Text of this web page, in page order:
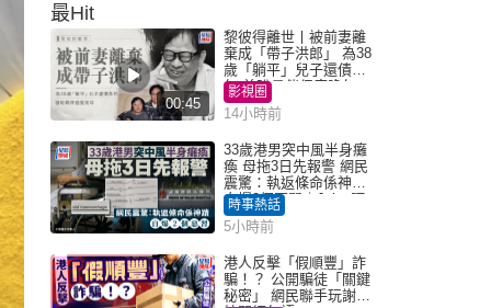
最Hit
00:45
黎彼得離世丨被前妻離
棄成「帶子洪郎」 為38
歲「躺平」兒子還債多
年 曾盼尋伴侶度晚年
影視圈
14小時前
33歲港男突中風半身癱
瘓 母拖3日先報警 網民
震驚：執返條命係神蹟
自爆2個惡習｜Juicy叮
時事熱話
5小時前
港人反擊「假順豐」詐
騙！？ 公開騙徒「關鍵
秘密」 網民聯手玩謝：